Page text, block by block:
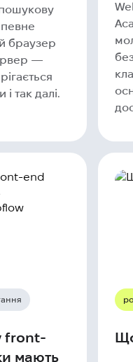
браузер
—
так далі.
front-
мають